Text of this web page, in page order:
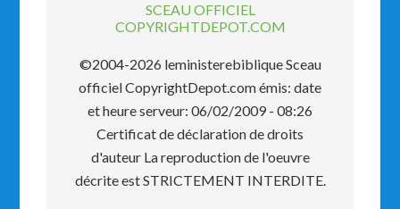
SCEAU OFFICIEL
COPYRIGHTDEPOT.COM
©2004-2026 leministerebiblique Sceau
officiel CopyrightDepot.com émis: date
et heure serveur: 06/02/2009 - 08:26
Certificat de déclaration de droits
d'auteur La reproduction de l'oeuvre
décrite est STRICTEMENT INTERDITE.